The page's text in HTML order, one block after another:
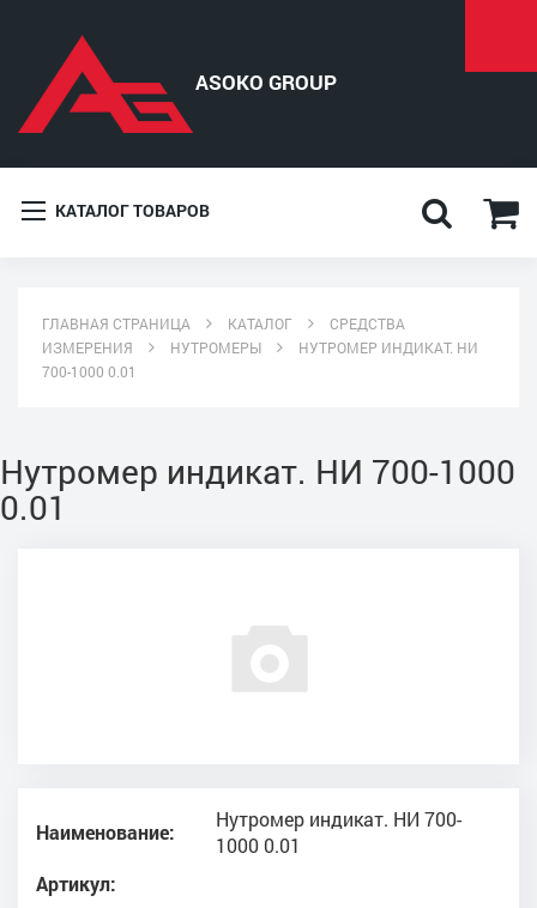
КАТАЛОГ ТОВАРОВ
ГЛАВНАЯ СТРАНИЦА КАТАЛОГ
СРЕДСТВА
ИЗМЕРЕНИЯ
НУТРОМЕРЫ
НУТРОМЕР ИНДИКАТ. НИ
700-1000 0.01
Нутромер индикат. НИ 700-1000
0.01
Наименование:
Нутромер индикат. НИ 700-
1000 0.01
Артикул: